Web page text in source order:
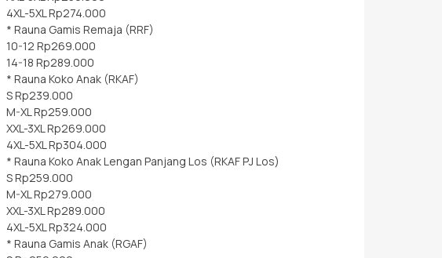
4XL-5XL Rp274.000
* Rauna Gamis Remaja (RRF)
10-12 Rp269.000
14-18 Rp289.000
* Rauna Koko Anak (RKAF)
S Rp239.000
M-XL Rp259.000
XXL-3XL Rp269.000
4XL-5XL Rp304.000
* Rauna Koko Anak Lengan Panjang Los (RKAF PJ Los)
S Rp259.000
M-XL Rp279.000
XXL-3XL Rp289.000
4XL-5XL Rp324.000
* Rauna Gamis Anak (RGAF)